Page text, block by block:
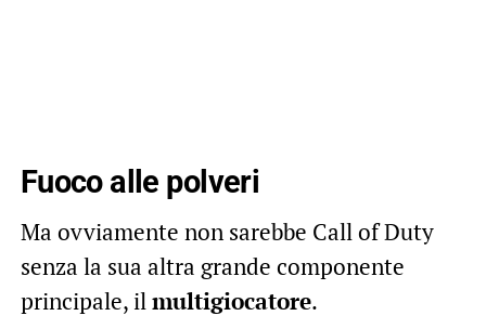
Fuoco alle polveri
Ma ovviamente non sarebbe Call of Duty
senza la sua altra grande componente
principale, ilmultigiocatore.